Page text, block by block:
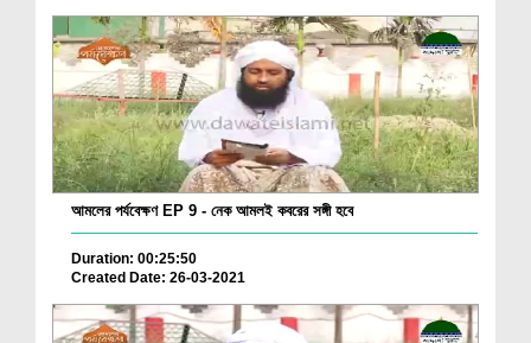
আমলের পর্যবেক্ষণ EP 9 - নেক আমলই কবরের সঙ্গী হবে
Duration: 00:25:50
Created Date: 26-03-2021